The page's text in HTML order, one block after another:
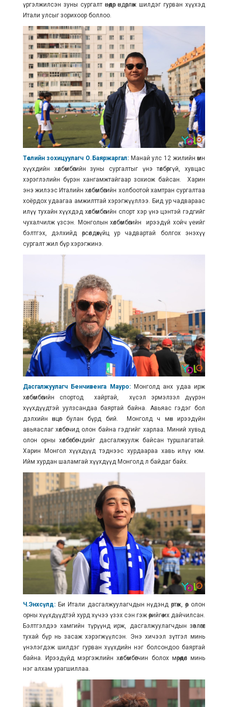
үргэлжилсэн зуны сургалт өнөөдөр өндөрлөж шилдэг гурван хүүхэд
Итали улсыг зорихоор боллоо.
Төслийн зохицуулагч О.Баяржаргал: Манай улс 12 жилийн өмнө
хүүхдийн хөлбөмбөгийн зуны сургалтыг үнэ төлбөргүй, хувцас
хэрэглэлийн бүрэн хангамжтайгаар зохиож байсан. Харин
энэ жилээс Италийн хөлбөмбөгийн холбоотой хамтран сургалтаа
хоёрдох удаагаа амжилттай хэрэгжүүллээ. Бид ур чадвараас
илүү тухайн хүүхдэд хөлбөмбөгийн спорт хэр үнэ цэнтэй гэдгийг
чухалчилж үзсэн. Монголын хөлбөмбөгийн ирээдүй хойч үеийг
бэлтгэх, дэлхийд өрсөлдөхүйц ур чадвартай болгох энэхүү
сургалт жил бүр хэрэгжинэ.
Дасгалжуулагч Бенчивенга Мауро:Монголд анх удаа ирж
хөлбөмбөгийн спортод хайртай, хүсэл эрмэлзэл дүүрэн
хүүхдүүдтэй уулзсандаа баяртай байна. Авьяас гэдэг бол
дэлхийн өнцөг булан бүрд бий. Монголд ч мөн ирээдүйн
авьяаслаг хөлбөгчид олон байна гэдгийг харлаа. Миний хувьд
олон орны хөлбөгбөгчдийг дасгалжуулж байсан туршлагатай.
Харин Монгол хүүхдүүд тэднээс хурдаараа хавь илүү юм.
Ийм хурдан шаламгай хүүхдүүд Монголд л байдаг байх.
Ч.Энхсүлд: Би Итали дасгалжуулагчдын нүдэнд өртөж, өөр олон
орны хүүхдүүдтэй хурд хүчээ үзэх сэн гэж өөрийгөө их дайчилсан.
Бэлтгэлдээ хамгийн түрүүнд ирж, дасгалжуулагчдын зөвлөгөөг
тухай бүр нь засаж хэрэгжүүлсэн. Энэ хичээл зүтгэл минь
үнэлэгдэж шилдэг гурван хүүхдийн нэг болсондоо баяртай
байна. Ирээдүйд мэргэжлийн хөлбөмбөгчин болох мөрөөдөл минь
нэг алхам урагшиллаа.